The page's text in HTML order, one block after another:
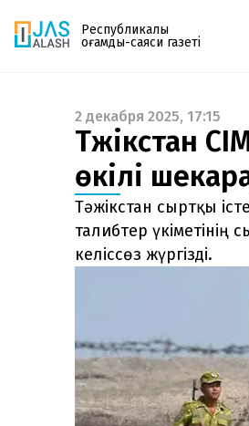
Республикалық
қоғамдық-саяси газеті
Газетке жазылу
PDF форматтағы газетті ай
поштаңызға алып отырыңыз.
шыққан сәтте сізге бірден
енгізіңіз, біз қалғанын өзіміз
2 декабря 2025, 17:15
Тәжікстан
өкілі
Тәжікстан сыртқы
талибтер
келіссөз жүргізді.